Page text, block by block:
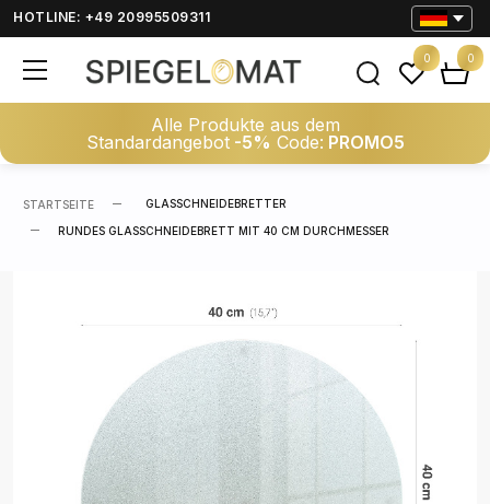
HOTLINE: +49 20995509311
Alle Produkte aus dem
Standardangebot-5% Code: PROMO5
0 0
STARTSEITE GLASSCHNEIDEBRETTER
RUNDES GLASSCHNEIDEBRETT MIT 40 CM DURCHMESSER